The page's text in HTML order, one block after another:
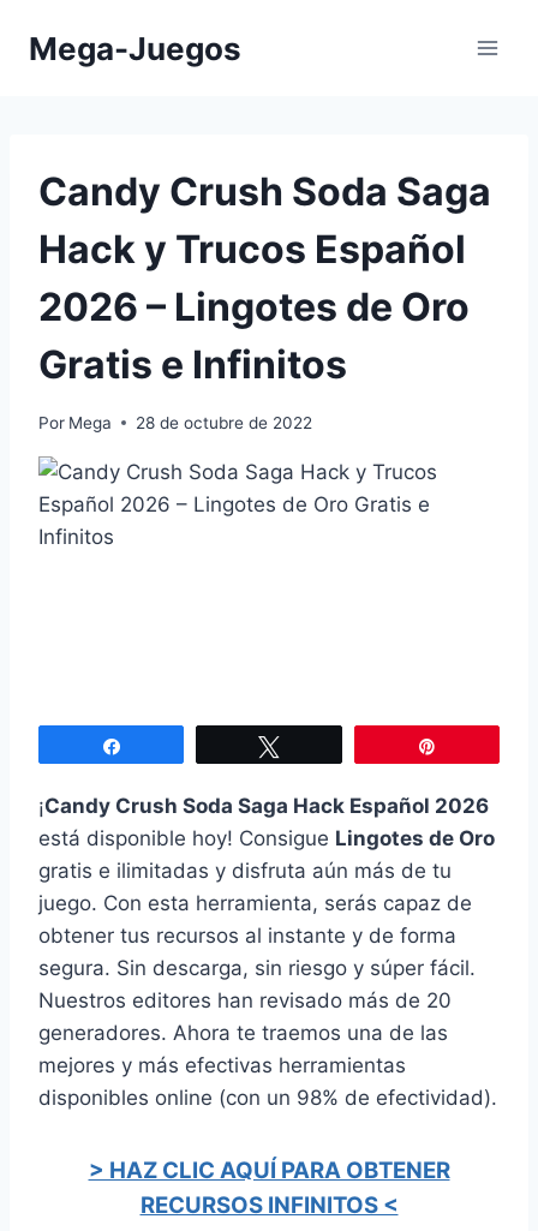
Mega-Juegos
Candy Crush Soda Saga
Hack y Trucos Español
2026 – Lingotes de Oro
Gratis e Infinitos
Por Mega 28 de octubre de 2022
¡Candy Crush Soda Saga Hack Español 2026
está disponible hoy! Consigue Lingotes de Oro
gratis e ilimitadas y disfruta aún más de tu
juego. Con esta herramienta, serás capaz de
obtener tus recursos al instante y de forma
segura. Sin descarga, sin riesgo y súper fácil.
Nuestros editores han revisado más de 20
generadores. Ahora te traemos una de las
mejores y más efectivas herramientas
disponibles online (con un 98% de efectividad).
> HAZ CLIC AQUÍ PARA OBTENER
RECURSOS INFINITOS <